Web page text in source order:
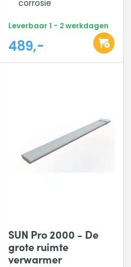
corrosie
Leverbaar 1 - 2 werkdagen
489,-
SUN Pro 2000 - De
grote ruimte
verwarmer